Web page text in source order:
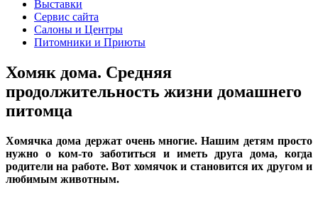
Выставки
Сервис сайта
Салоны и Центры
Питомники и Приюты
Хомяк дома. Средняя
продолжительность жизни домашнего
питомца
Хомячка дома держат очень многие. Нашим детям просто
нужно о ком-то заботиться и иметь друга дома, когда
родители на работе. Вот хомячок и становится их другом и
любимым животным.